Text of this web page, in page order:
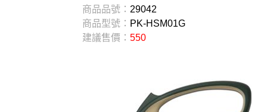
商品品號： 29042
商品型號： PK-HSM01G
建議售價： 550